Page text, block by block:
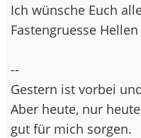
Ich wünsche Euch
Fastengruesse Hellen
--
Gestern ist vorbei
Aber heute, nur
gut für mich sorgen.